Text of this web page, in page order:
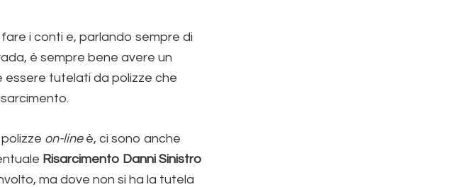
i conti e, parlando sempre di
è sempre bene avere un
tutelati da polizze che
on-line è, ci sono anche
Risarcimento Danni Sinistro
ma dove non si ha la tutela